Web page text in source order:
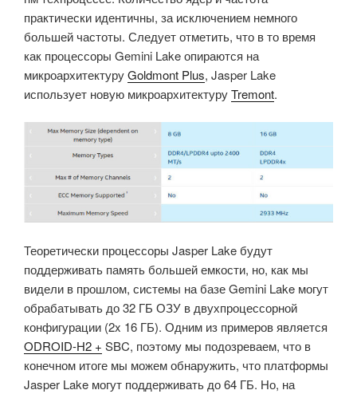
практически идентичны, за исключением немного
большей частоты. Следует отметить, что в то время
как процессоры Gemini Lake опираются на
микроархитектуруGoldmont Plus, Jasper Lake
использует новую микроархитектуруTremont.
Теоретически процессоры Jasper Lake будут
поддерживать память большей емкости, но, как мы
видели в прошлом, системы на базе Gemini Lake могут
обрабатывать до 32 ГБ ОЗУ в двухпроцессорной
конфигурации (2x 16 ГБ). Одним из примеров является
ODROID-H2 + SBC, поэтому мы подозреваем, что в
конечном итоге мы можем обнаружить, что платформы
Jasper Lake могут поддерживать до 64 ГБ. Но, на